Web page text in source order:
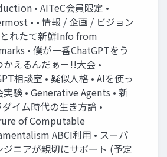
• AITeC会員限定 •
• • 情報 / 企画 / ビジョン
れたて新鮮Info from
• 僕が一番ChatGPTをう
かえるんだぁー!!大会 •
相談室 • 疑似人格 • AIを使っ
実験 • Generative Agents • 新
イム時代の生き方論 •
of Computable
ABCI利用 • スーパ
ジニアが親切にサポート (予定